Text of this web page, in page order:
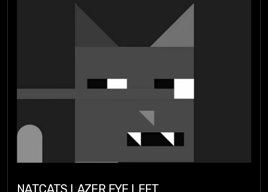
NATCATS LAZER EYE LEFT